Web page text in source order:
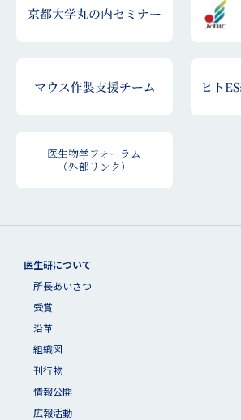
医生物学フォーラム
（外部リンク）
医生研について
所長あいさつ
受賞
沿革
組織図
刊行物
情報公開
広報活動